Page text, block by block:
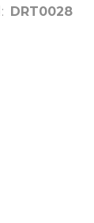
: DRT0028